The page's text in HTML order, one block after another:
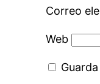
Correo
Web